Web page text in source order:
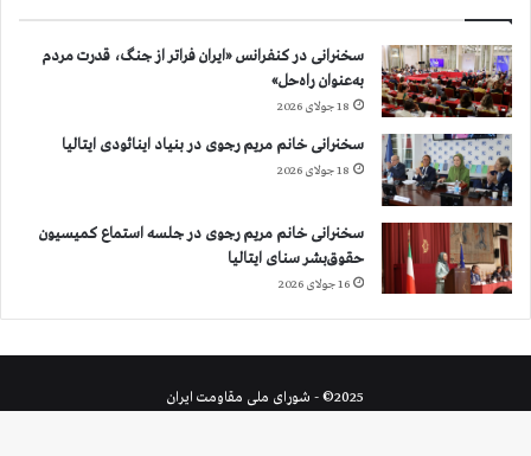
سخنرانی در کنفرانس «ایران فراتر از جنگ، قدرت مردم
به‌عنوان راه‌حل»
18 جولای 2026
سخنرانی خانم مریم رجوی در بنیاد اینائودی ایتالیا
18 جولای 2026
سخنرانی خانم مریم رجوی در جلسه استماع کمیسیون
حقوق‌بشر سنای ایتالیا
16 جولای 2026
2025© - شورای ملی مقاومت ایران